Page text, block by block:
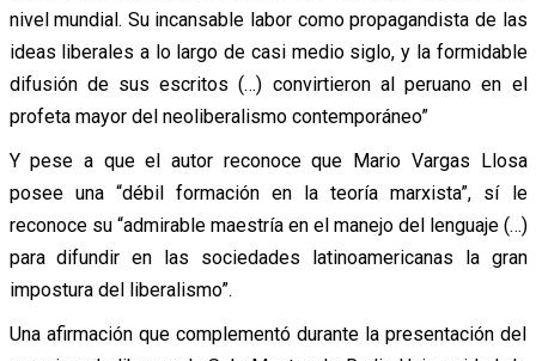
nivel mundial. Su incansable labor como propagandista de las
ideas liberales a lo largo de casi medio siglo, y la formidable
difusión de sus escritos (…) convirtieron al peruano en el
profeta mayor del neoliberalismo contemporáneo”
Y pese a que el autor reconoce que Mario Vargas Llosa
posee una “débil formación en la teoría marxista”, sí le
reconoce su “admirable maestría en el manejo del lenguaje (…)
para difundir en las sociedades latinoamericanas la gran
impostura del liberalismo”.
Una afirmación que complementó durante la presentación del